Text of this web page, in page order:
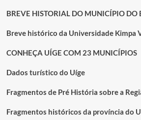
BREVE HISTORIAL DO MUNICÍPIO DO
Breve histórico da Universidade Kimpa
CONHEÇA UÍGE COM 23 MUNICÍPIOS
Dados turístico do Uíge
Fragmentos de Pré História sobre a
Fragmentos históricos da província do